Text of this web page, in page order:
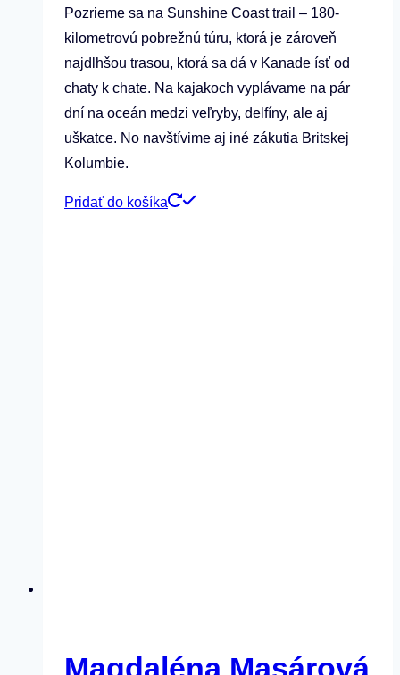
Pozrieme sa na Sunshine Coast trail – 180-
kilometrovú pobrežnú túru, ktorá je zároveň
najdlhšou trasou, ktorá sa dá v Kanade ísť od
chaty k chate. Na kajakoch vyplávame na pár
dní na oceán medzi veľryby, delfíny, ale aj
uškatce. No navštívime aj iné zákutia Britskej
Kolumbie.
Pridať do košíka
Magdaléna Masárová